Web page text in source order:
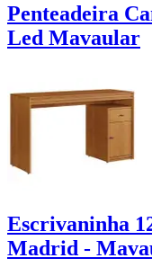
Penteadeira
Led Mavaular
Escrivaninha
Madrid -